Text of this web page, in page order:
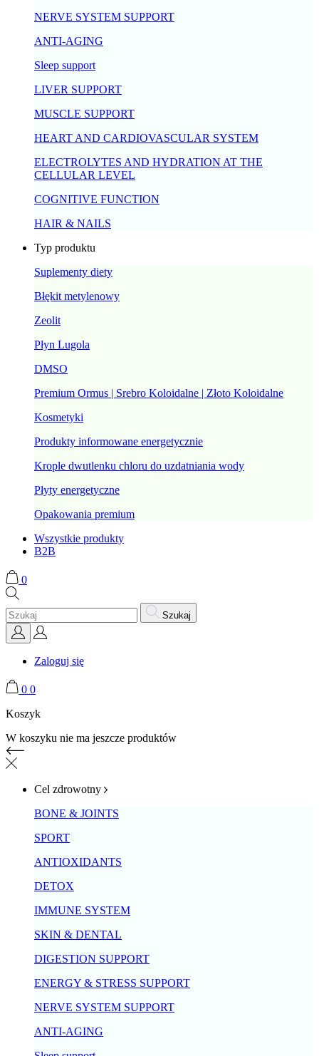
NERVE SYSTEM SUPPORT
ANTI-AGING
Sleep support
LIVER SUPPORT
MUSCLE SUPPORT
HEART AND CARDIOVASCULAR SYSTEM
ELECTROLYTES AND HYDRATION AT THE
CELLULAR LEVEL
COGNITIVE FUNCTION
HAIR & NAILS
Typ produktu
Suplementy diety
Błękit metylenowy
Zeolit
Płyn Lugola
DMSO
Premium Ormus | Srebro Koloidalne | Złoto Koloidalne
Kosmetyki
Produkty informowane energetycznie
Krople dwutlenku chloru do uzdatniania wody
Płyty energetyczne
Opakowania premium
Wszystkie produkty
B2B
0
Szukaj
Zaloguj się
0 0
Koszyk
W koszyku nie ma jeszcze produktów
Cel zdrowotny
BONE & JOINTS
SPORT
ANTIOXIDANTS
DETOX
IMMUNE SYSTEM
SKIN & DENTAL
DIGESTION SUPPORT
ENERGY & STRESS SUPPORT
NERVE SYSTEM SUPPORT
ANTI-AGING